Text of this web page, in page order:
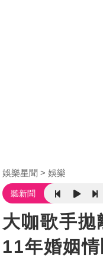
娛樂星聞 娛樂
聽新聞
大咖歌手
11年婚姻